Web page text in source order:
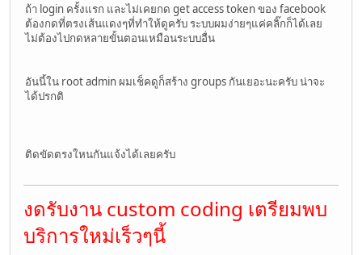
ถ้า login ครั้งแรก และไม่เคยกด get access token ของ facebook
ต้องกดที่ตรงเส้นแดงๆที่ทำให้ดูครับ ระบบผมง่ายๆแค่คลิ๊กก็ได้เลย
ไม่ต้องไปกดหลายขั้นตอนเหมือนระบบอื่น
อันนี้ใน root admin ผมเช็คดูก็สร้าง groups กันเยอะนะครับ น่าจะ
ได้ปรกติ
ติดขัดตรงใหนกันแจ้งได้เลยครับ
งดรับงาน custom coding เตรียมพบ
บริการใหม่เร็วๆนี้